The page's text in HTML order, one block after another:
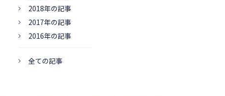
2018年の記事
2017年の記事
2016年の記事
全ての記事